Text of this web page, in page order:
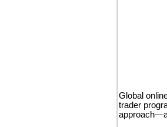
Global
trader